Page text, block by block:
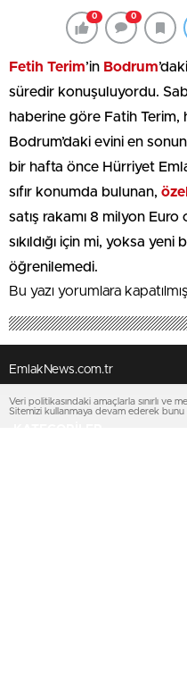
0 0
Fetih Terim’in Bodrum
süredir konuşuluyordu.
haberine göre Fatih Terim,
Bodrum’daki evini en
bir hafta önce Hürriyet
sıfır konumda bulunan,
satış rakamı 8 milyon
sıkıldığı için mi, yoksa
öğrenilemedi.
Bu yazı yorumlara
EmlakNews.com.tr
Veri politikasındaki amaçlarla sınırlı ve
Sitemizi kullanmaya devam ederek